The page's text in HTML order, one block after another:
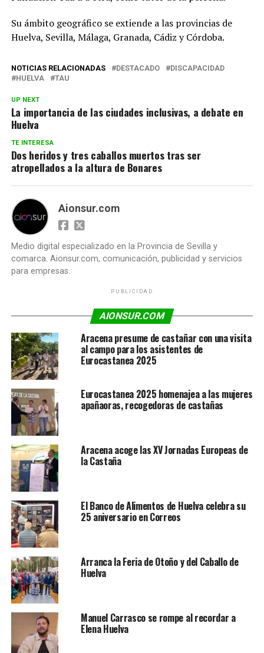
Su ámbito geográfico se extiende a las provincias de
Huelva, Sevilla, Málaga, Granada, Cádiz y Córdoba.
NOTICIAS RELACIONADAS DESTACADO
DISCAPACIDAD
HUELVA
TAU
UP NEXT
La importancia de las ciudades inclusivas, a debate en
Huelva
TE INTERESA
Dos heridos y tres caballos muertos tras ser
atropellados a la altura de Bonares
Aionsur.com
Medio digital especializado en la Provincia de Sevilla y
comarca. Aionsur.com, comunicación, publicidad y servicios
para empresas.
PUBLICIDAD
AIONSUR.COM
Aracena presume de castañar con una visita
al campo para los asistentes de
Eurocastanea 2025
Eurocastanea 2025 homenajea a las mujeres
apañaoras, recogedoras de castañas
Aracena acoge las XV Jornadas Europeas de
la Castaña
El Banco de Alimentos de Huelva celebra su
25 aniversario en Correos
Arranca la Feria de Otoño y del Caballo de
Huelva
Manuel Carrasco se rompe al recordar a
Elena Huelva